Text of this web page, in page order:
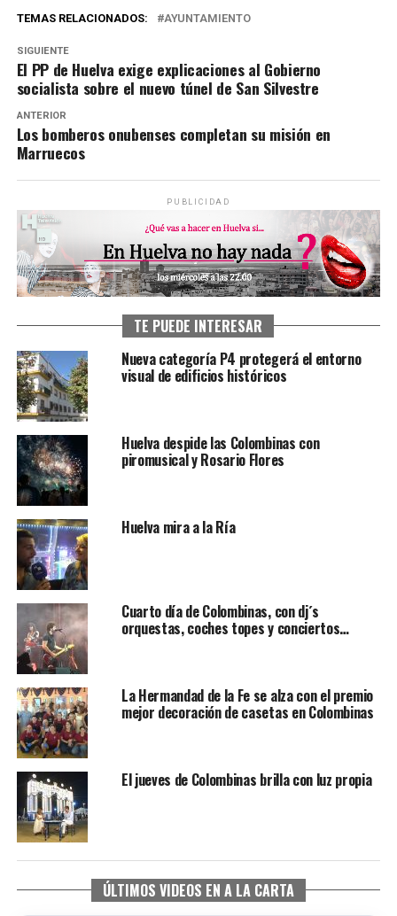
TEMAS RELACIONADOS: AYUNTAMIENTO
SIGUIENTE
El PP de Huelva exige explicaciones al Gobierno
socialista sobre el nuevo túnel de San Silvestre
ANTERIOR
Los bomberos onubenses completan su misión en
Marruecos
PUBLICIDAD
TE PUEDE INTERESAR
Nueva categoría P4 protegerá el entorno
visual de edificios históricos
Huelva despide las Colombinas con
piromusical y Rosario Flores
Huelva mira a la Ría
Cuarto día de Colombinas, con dj´s
orquestas, coches topes y conciertos…
La Hermandad de la Fe se alza con el premio
mejor decoración de casetas en Colombinas
El jueves de Colombinas brilla con luz propia
ÚLTIMOS VIDEOS EN A LA CARTA